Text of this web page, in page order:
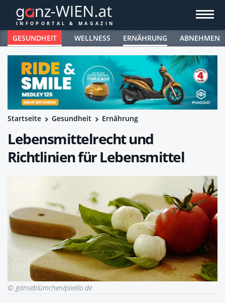
GESUNDHEIT WELLNESS ERNÄHRUNG ABNEHMEN
Startseite Gesundheit Ernährung
Lebensmittelrecht und
Richtlinien für Lebensmittel
© gänseblümchen/pixelio.de